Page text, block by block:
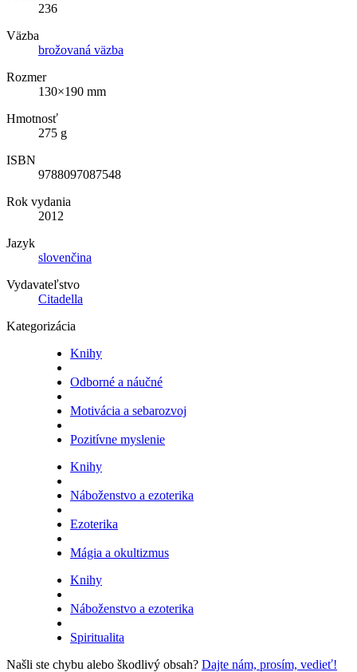
236
Väzba
brožovaná väzba
Rozmer
130×190 mm
Hmotnosť
275 g
ISBN
9788097087548
Rok vydania
2012
Jazyk
slovenčina
Vydavateľstvo
Citadella
Kategorizácia
Knihy
Odborné a náučné
Motivácia a sebarozvoj
Pozitívne myslenie
Knihy
Náboženstvo a ezoterika
Ezoterika
Mágia a okultizmus
Knihy
Náboženstvo a ezoterika
Spiritualita
Našli ste chybu alebo škodlivý obsah? Dajte nám, prosím, vedieť!